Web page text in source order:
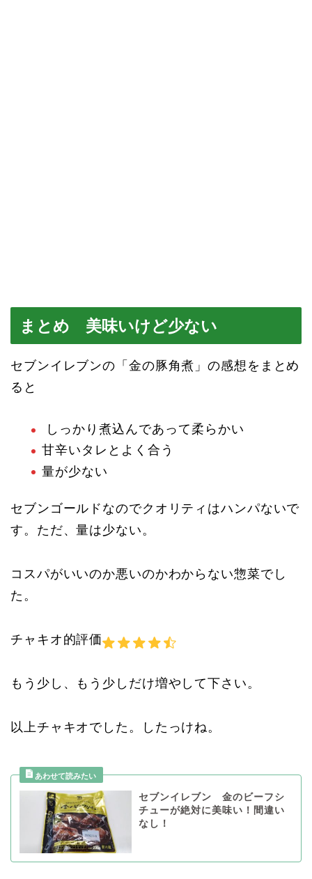
まとめ 美味いけど少ない
セブンイレブンの「金の豚角煮」の感想をまとめ
ると
しっかり煮込んであって柔らかい
甘辛いタレとよく合う
量が少ない
セブンゴールドなのでクオリティはハンパないで
す。ただ、量は少ない。
コスパがいいのか悪いのかわからない惣菜でし
た。
チャキオ的評価
もう少し、もう少しだけ増やして下さい。
以上チャキオでした。したっけね。
セブンイレブン 金のビーフシ
チューが絶対に美味い！間違い
なし！